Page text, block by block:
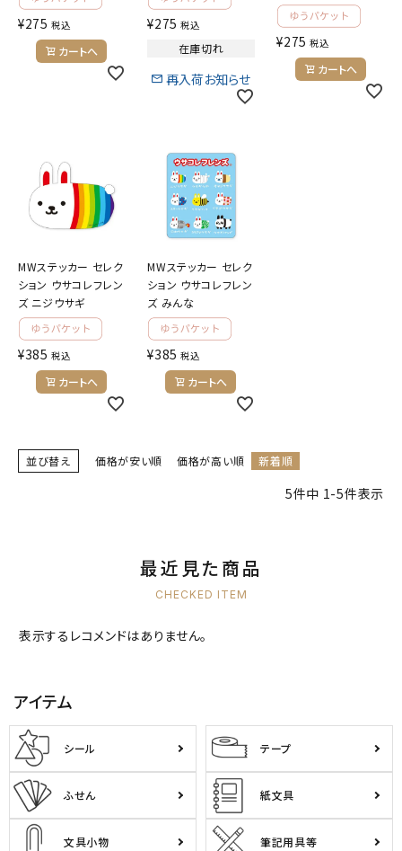
ACCOUNT MENU
ようこそ ゲスト 様
公式 デコ部 公式 公式
¥275 税込
カートへ
¥275 税込
在庫切れ
再入荷お知らせ
¥275 税込
カートへ
MWステッカー セレク
ション ウサコレフレン
ズ ニジウサギ
¥385 税込
カートへ
MWステッカー セレク
ション ウサコレフレン
ズ みんな
¥385 税込
カートへ
並び替え 価格が安い順 価格が高い順 新着順
5件中 1-5件表示
最近見た商品
CHECKED ITEM
表示するレコメンドはありません。
アイテム
シール テープ
ふせん 紙文具
文具小物 筆記用具等